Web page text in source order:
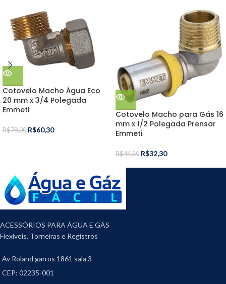
Cotovelo Macho Água Eco
20 mm x 3/4 Polegada
Emmeti
R$78,00 R$60,30
Cotovelo Macho para Gás 16
mm x 1/2 Polegada Prensar
Emmeti
R$44,50 R$32,30
ACESSÓRIOS PARA ÁGUA E GÁS
Flexíveis, Torneiras e Registros
Av Roland garros 1861 sala 3
CEP: 02235-001